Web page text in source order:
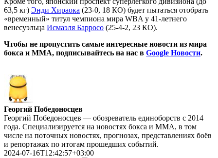
63,5 кг) Энди Хираока (23-0, 18 КО) будет пытаться отобрать
«временный» титул чемпиона мира WBA у 41-летнего
венесуэльца Исмаэля Барросо (25-4-2, 23 КО).
Чтобы не пропустить самые интересные новости из мира
бокса и ММА, подписывайтесь на нас в Google Новости.
Георгий Победоносцев
Георгий Победоносцев — обозреватель единоборств с 2014
года. Специализируется на новостях бокса и ММА, в том
числе на поточных новостях, прогнозах, представлениях боёв
и репортажах по итогам прошедших событий.
2024-07-16T12:42:57+03:00